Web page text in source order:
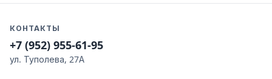
КОНТАКТЫ
+7 (952) 955-61-95
ул. Туполева, 27А